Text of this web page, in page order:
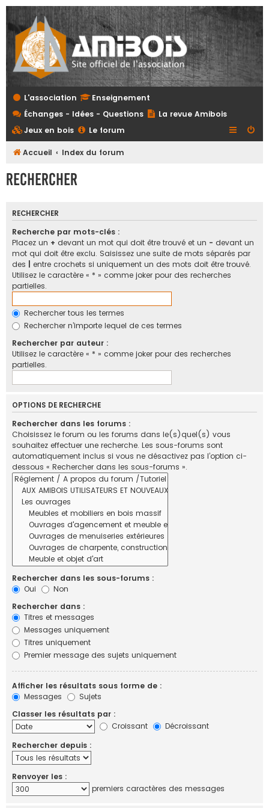
L'association
Enseignement
Échanges - Idées - Questions
La revue Amibois
Jeux en bois
Le forum
Accueil Index du forum
Rechercher
RECHERCHER
Recherche par mots-clés :
Placez un + devant un mot qui doit être trouvé et un - devant un
mot qui doit être exclu. Saisissez une suite de mots séparés par
des
entre crochets si uniquement un des mots doit être trouvé.
Utilisez le caractère « * » comme joker pour des recherches
partielles.
Rechercher tous les termes
Rechercher n’importe lequel de ces termes
Rechercher par auteur :
Utilisez le caractère « * » comme joker pour des recherches
partielles.
OPTIONS DE RECHERCHE
Rechercher dans les forums :
Choisissez le forum ou les forums dans le(s)quel(s) vous
souhaitez effectuer une recherche. Les sous-forums sont
automatiquement inclus si vous ne désactivez pas l’option ci-
dessous « Rechercher dans les sous-forums ».
Rechercher dans les sous-forums :
Oui
Non
Rechercher dans :
Titres et messages
Messages uniquement
Titres uniquement
Premier message des sujets uniquement
Afficher les résultats sous forme de :
Messages
Sujets
Classer les résultats par :
Croissant
Décroissant
Rechercher depuis :
Renvoyer les :
premiers caractères des messages